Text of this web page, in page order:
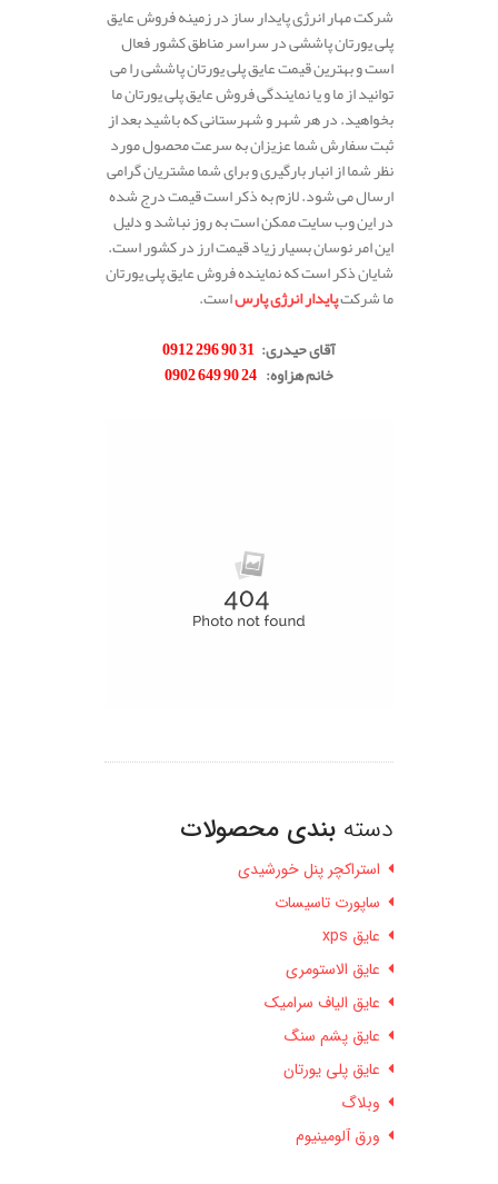
شرکت مهار انرژی پایدار ساز در زمینه فروش عایق
پلی یورتان پاششی در سراسر مناطق کشور فعال
است و بهترین قیمت عایق پلی یورتان پاششی را می
توانید از ما و یا نمایندگی فروش عایق پلی یورتان ما
بخواهید. در هر شهر و شهرستانی که باشید بعد از
ثبت سفارش شما عزیزان به سرعت محصول مورد
نظر شما از انبار بارگیری و برای شما مشتریان گرامی
ارسال می شود. لازم به ذکر است قیمت درج شده
در این وب سایت ممکن است به روز نباشد و دلیل
این امر نوسان بسیار زیاد قیمت ارز در کشور است.
شایان ذکر است که نماینده فروش عایق پلی یورتان
ما شرکتپایدار انرژی پارساست.
آقای حیدری:
31 90 296 0912
خانم هزاوه:
24 90 649 0902
دسته بندی محصولات
استراکچر پنل خورشیدی
ساپورت تاسیسات
عایق xps
عایق الاستومری
عایق الیاف سرامیک
عایق پشم سنگ
عایق پلی یورتان
وبلاگ
ورق آلومینیوم